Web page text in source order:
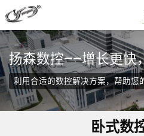
扬森数控——增长更快
利用合适的数控解决方案，帮助您
卧式数